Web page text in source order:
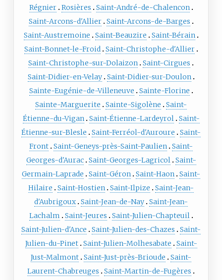
Régnier Rosières
Saint-André-de-Chalencon
Saint-Arcons-d'Allier Saint-Arcons-de-Barges
Saint-Austremoine
Saint-Beauzire
Saint-Bérain
Saint-Bonnet-le-Froid Saint-Christophe-d'Allier
Saint-Christophe-sur-Dolaizon Saint-Cirgues
Saint-Didier-en-Velay Saint-Didier-sur-Doulon
Sainte-Eugénie-de-Villeneuve
Sainte-Florine
Sainte-Marguerite
Sainte-Sigolène
Saint-
Étienne-du-Vigan Saint-Étienne-Lardeyrol Saint-
Étienne-sur-Blesle
Saint-Ferréol-d'Auroure
Saint-
Front Saint-Geneys-près-Saint-Paulien Saint-
Georges-d'Aurac Saint-Georges-Lagricol Saint-
Germain-Laprade
Saint-Géron Saint-Haon Saint-
Hilaire
Saint-Hostien Saint-Ilpize
Saint-Jean-
d'Aubrigoux Saint-Jean-de-Nay Saint-Jean-
Lachalm
Saint-Jeures
Saint-Julien-Chapteuil
Saint-Julien-d'Ance
Saint-Julien-des-Chazes
Saint-
Julien-du-Pinet Saint-Julien-Molhesabate
Saint-
Just-Malmont Saint-Just-près-Brioude
Saint-
Laurent-Chabreuges
Saint-Martin-de-Fugères